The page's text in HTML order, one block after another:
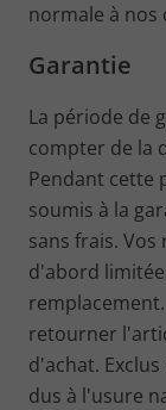
normale à nos
Garantie
La période de
compter de la
Pendant cette
soumis à la
sans frais.
d'abord
retourner
d'achat.
dus à l'usure